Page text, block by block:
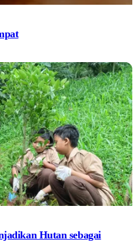
Hutan sebagai